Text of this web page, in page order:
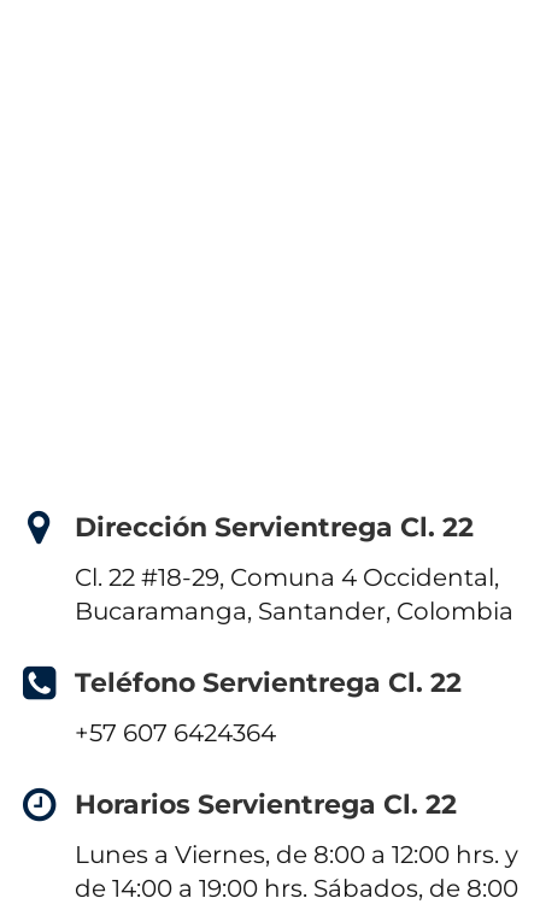
Dirección Servientrega Cl. 22
Cl. 22 #18-29, Comuna 4 Occidental,
Bucaramanga, Santander, Colombia
Teléfono Servientrega Cl. 22
+57 607 6424364
Horarios Servientrega Cl. 22
Lunes a Viernes, de 8:00 a 12:00 hrs. y
de 14:00 a 19:00 hrs. Sábados, de 8:00